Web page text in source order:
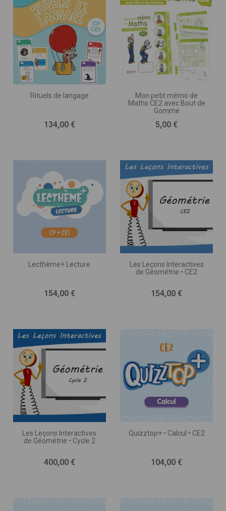
Rituels de langage
Prix
134,00 €
Mon petit mémo de
Maths CE2 avec Bout de
Gomme
Prix
5,00 €
Lecthème+ Lecture
Prix
154,00 €
Les Leçons Interactives
de Géométrie • CE2
Prix
154,00 €
Les Leçons Interactives
de Géométrie • Cycle 2
Prix
400,00 €
Quizztop+ • Calcul • CE2
Prix
104,00 €